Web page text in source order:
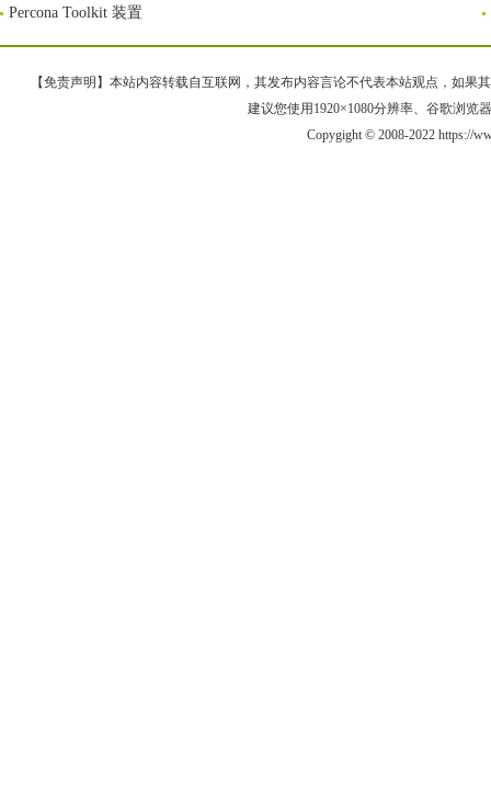
Percona Toolkit 装置
【免责声明】本站内容转载自互联网，其发布内容言论不代表本站观点，如果
建议您使用1920×1080分辨率、谷歌浏览
Copygight © 2008-2022 https://